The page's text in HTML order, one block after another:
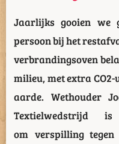
Jaarlijks gooien we
persoon bij het
verbrandingsoven
milieu, met extra
aarde. Wethouder
Textielwedstrijd
om verspilling